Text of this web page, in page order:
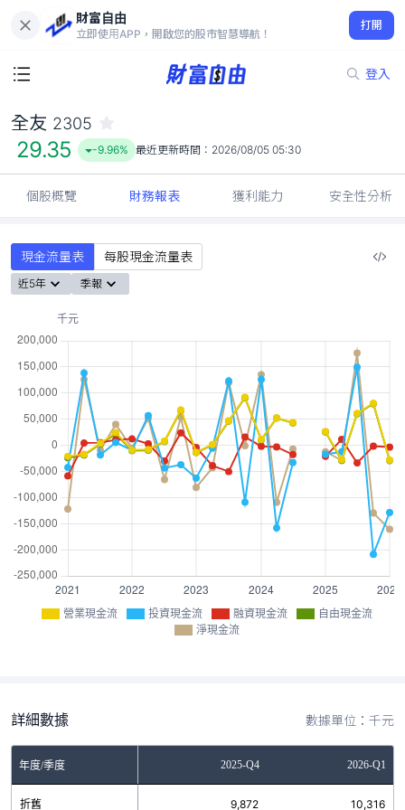
財富自由
立即使用APP，開啟您的股市智慧導航！
打開
登入
29.35
-9.96%
全友 2305
29.35 -9.96% 最近更新時間： 2026/08/05 05:30
個股概覽 財務報表 獲利能力 安全性分析
現金流量表 每股現金流量表
近5年 季報
營業現金流 投資現金流 融資現金流
自由現金流
淨現金流
詳細數據 數據單位：千元
年度/季度 2025-Q4 2026-Q1
折舊 9,872 10,316